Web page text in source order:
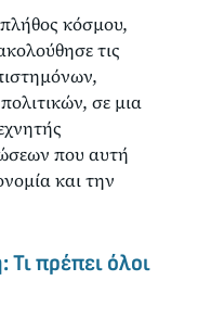
κόσμου,
τις
σε μια
που αυτή
και την
πρέπει όλοι